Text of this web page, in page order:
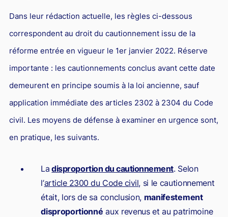
Dans leur rédaction actuelle, les règles ci-dessous
correspondent au droit du cautionnement issu de la
réforme entrée en vigueur le 1er janvier 2022. Réserve
importante : les cautionnements conclus avant cette date
demeurent en principe soumis à la loi ancienne, sauf
application immédiate des articles 2302 à 2304 du Code
civil. Les moyens de défense à examiner en urgence sont,
en pratique, les suivants.
La disproportion du cautionnement. Selon
l’article 2300 du Code civil, si le cautionnement
était, lors de sa conclusion, manifestement
disproportionné aux revenus et au patrimoine